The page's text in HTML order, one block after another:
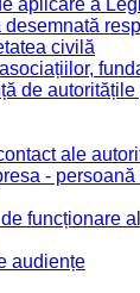
aplicare a
civilă
de
ale
-
funcționare
audiențe